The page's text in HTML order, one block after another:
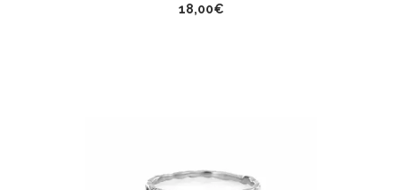
18,00€